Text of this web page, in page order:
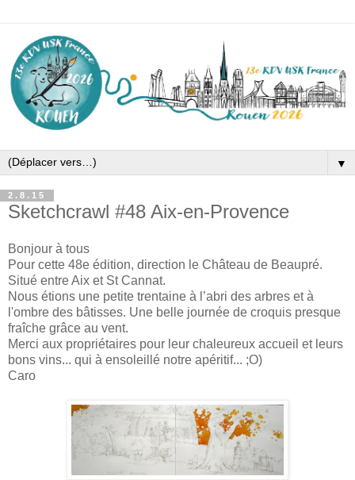
▼
2.8.15
Sketchcrawl #48 Aix-en-Provence
Bonjour à tous
Pour cette 48e édition, direction le Château de Beaupré.
Situé entre Aix et St Cannat.
Nous étions une petite trentaine à l’abri des arbres et à
l'ombre des bâtisses. Une belle journée de croquis presque
fraîche grâce au vent.
Merci aux propriétaires pour leur chaleureux accueil et leurs
bons vins... qui à ensoleillé notre apéritif... ;O)
Caro